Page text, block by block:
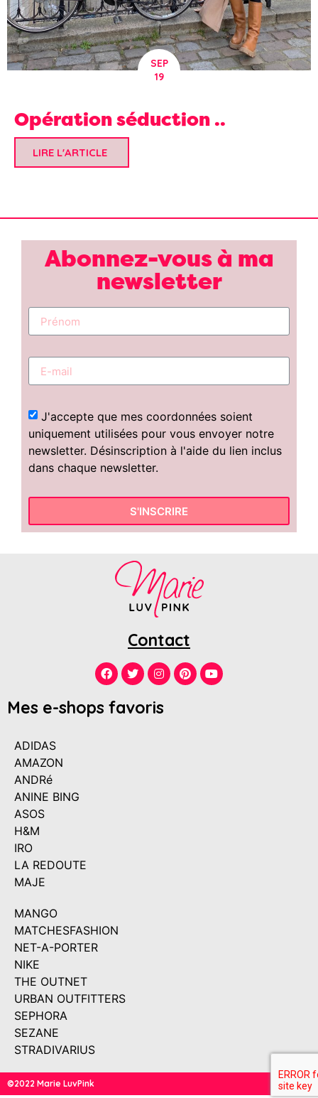
SEP
19
Opération séduction ..
LIRE L'ARTICLE
Abonnez-vous à ma
newsletter
J'accepte que mes coordonnées soient
uniquement utilisées pour vous envoyer notre
newsletter. Désinscription à l'aide du lien inclus
dans chaque newsletter.
S'INSCRIRE
Contact
Mes e-shops favoris
ADIDAS
AMAZON
ANDRé
ANINE BING
ASOS
H&M
IRO
LA REDOUTE
MAJE
MANGO
MATCHESFASHION
NET-A-PORTER
NIKE
THE OUTNET
URBAN OUTFITTERS
SEPHORA
SEZANE
STRADIVARIUS
©2022 Marie LuvPink